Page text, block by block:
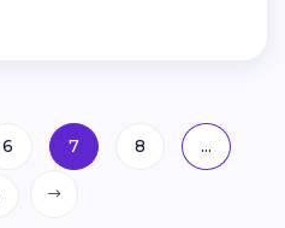
6 7 8 ...